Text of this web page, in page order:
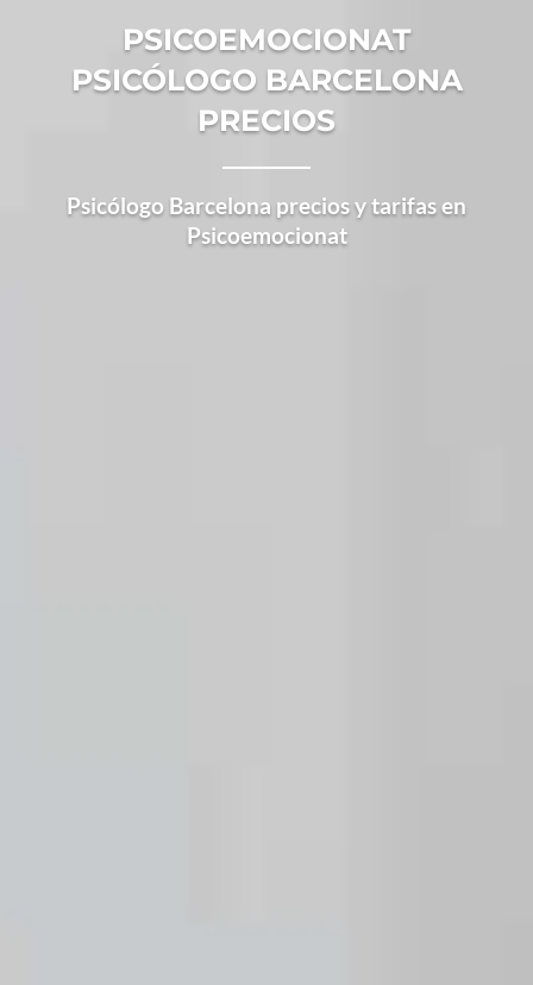
PSICOEMOCIONAT
PSICÓLOGO BARCELONA
PRECIOS
Psicólogo Barcelona precios y tarifas en
Psicoemocionat